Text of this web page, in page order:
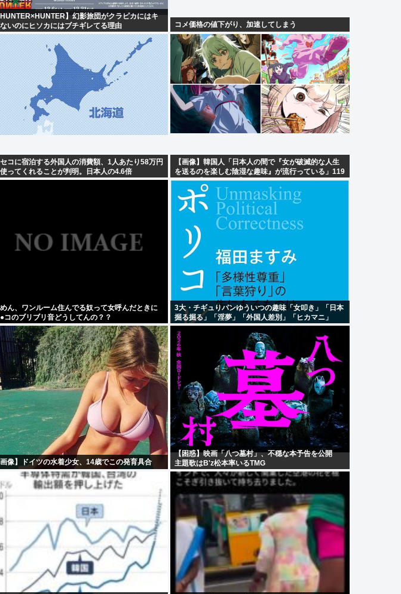
】幻影旅団がクラピカにはキ
いのにヒソカにはブチギレてる理由
コメ価格の値下がり、加速してしまう
コに宿泊する外国人の消費額、1人あたり58万円
ってくれることが判明。日本人の4.6倍
【画像】韓国人「日本人の間で『女が破滅的な人生
を送るのを楽しむ陰湿な趣味』が流行っている」119
万バズ【HotTweets】
ん、ワンルーム住んでる奴って女呼んだときに
コのブリブリ音どうしてんの？？
3大・チギュりパンゆういつの趣味「女叩き」「日本
掘る掘る」「淫夢」「外国人差別」「ヒカマニ」
画像】ドイツの水着少女、14歳でこの発育具合
【困惑】映画「八つ墓村」、不穏な本予告を公開
主題歌はB'z松本率いるTMG